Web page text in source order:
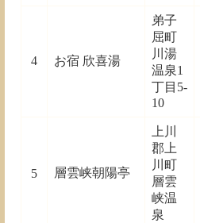
4 お宿 欣喜湯
弟子
屈町
川湯
温泉1
丁目5-
10
5 層雲峡朝陽亭
上川
郡上
川町
層雲
峡温
泉